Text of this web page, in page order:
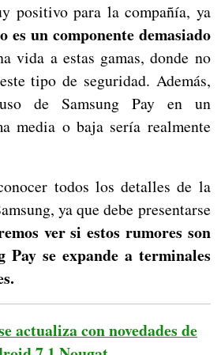
positivo para la compañía, ya
es un componente demasiado
vida a estas gamas, donde no
tipo de seguridad. Además,
de Samsung Pay en un
media o baja sería realmente
todos los detalles de la
ya que debe presentarse
ver si estos rumores son
Pay se expande a terminales
actualiza con novedades de